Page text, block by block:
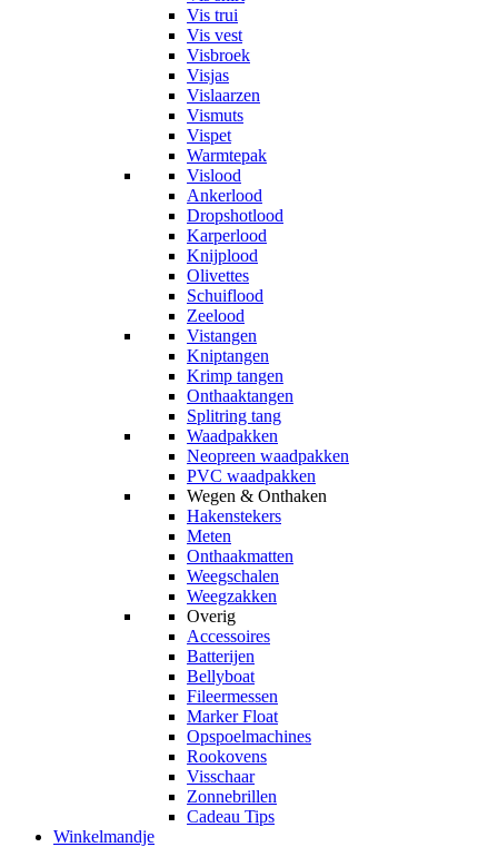
Vis trui
Vis vest
Visbroek
Visjas
Vislaarzen
Vismuts
Vispet
Warmtepak
Vislood
Ankerlood
Dropshotlood
Karperlood
Knijplood
Olivettes
Schuiflood
Zeelood
Vistangen
Kniptangen
Krimp tangen
Onthaaktangen
Splitring tang
Waadpakken
Neopreen waadpakken
PVC waadpakken
Wegen & Onthaken
Hakenstekers
Meten
Onthaakmatten
Weegschalen
Weegzakken
Overig
Accessoires
Batterijen
Bellyboat
Fileermessen
Marker Float
Opspoelmachines
Rookovens
Visschaar
Zonnebrillen
Cadeau Tips
Winkelmandje